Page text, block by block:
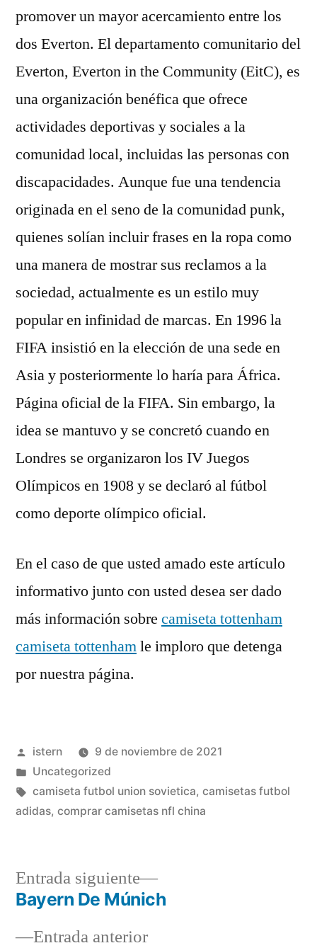
promover un mayor acercamiento entre los
dos Everton. El departamento comunitario del
Everton, Everton in the Community (EitC), es
una organización benéfica que ofrece
actividades deportivas y sociales a la
comunidad local, incluidas las personas con
discapacidades. Aunque fue una tendencia
originada en el seno de la comunidad punk,
quienes solían incluir frases en la ropa como
una manera de mostrar sus reclamos a la
sociedad, actualmente es un estilo muy
popular en infinidad de marcas. En 1996 la
FIFA insistió en la elección de una sede en
Asia y posteriormente lo haría para África.
Página oficial de la FIFA. Sin embargo, la
idea se mantuvo y se concretó cuando en
Londres se organizaron los IV Juegos
Olímpicos en 1908 y se declaró al fútbol
como deporte olímpico oficial.
En el caso de que usted amado este artículo
informativo junto con usted desea ser dado
más información sobre camiseta tottenham
camiseta tottenhamle imploro que detenga
por nuestra página.
Publicado
por
istern
9 de noviembre de 2021
Publicado
en
Uncategorized
Etiquetas:
camiseta futbol union sovietica, camisetas futbol
adidas, comprar camisetas nfl china
Navegación
Entrada anteriorEntrada
Entrada siguiente
Entrada
siguiente:
Bayern De Múnich